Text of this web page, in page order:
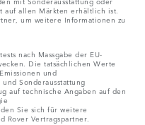
auf allen Märkten erhältlich ist.
um weitere Informationen zu
nach Massgabe der EU-
Die tatsächlichen Werte
und
Sonderausstattung
auf technische Angaben auf den
Sie sich für weitere
Rover Vertragspartner.